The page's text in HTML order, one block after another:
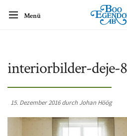
Menü
interiorbilder-deje-8
15. Dezember 2016 durch Johan Höög